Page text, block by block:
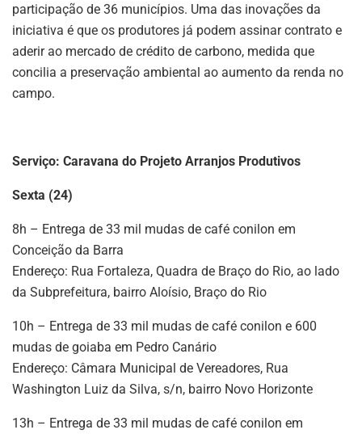
participação de 36 municípios. Uma das inovações da
iniciativa é que os produtores já podem assinar contrato e
aderir ao mercado de crédito de carbono, medida que
concilia a preservação ambiental ao aumento da renda no
campo.
Serviço: Caravana do Projeto Arranjos Produtivos
Sexta (24)
8h – Entrega de 33 mil mudas de café conilon em
Conceição da Barra
Endereço: Rua Fortaleza, Quadra de Braço do Rio, ao lado
da Subprefeitura, bairro Aloísio, Braço do Rio
10h – Entrega de 33 mil mudas de café conilon e 600
mudas de goiaba em Pedro Canário
Endereço: Câmara Municipal de Vereadores, Rua
Washington Luiz da Silva, s/n, bairro Novo Horizonte
13h – Entrega de 33 mil mudas de café conilon em